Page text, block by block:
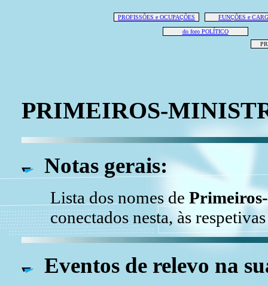
PROFISSÕES e OCUPAÇÕES FUNÇÕES e
do foro POLÍTICO
PRIMEIROS-
Notas gerais:
Lista dos nomes de
conectados nesta, às
Eventos de relevo na